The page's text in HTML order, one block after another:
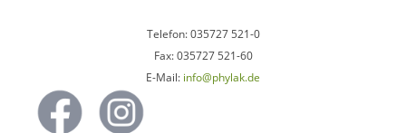
Telefon: 035727 521-0
Fax: 035727 521-60
E-Mail: info@phylak.de